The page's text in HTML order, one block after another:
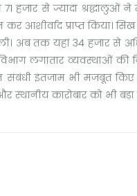
हजार से ज्यादा श्रद्धालुओं
आशीर्वाद प्राप्त किया।
अब तक यहां 34 हजार से
लगातार व्यवस्थाओं की
इंतजाम भी मजबूत किए
स्थानीय कारोबार को भी